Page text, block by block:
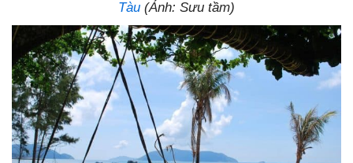
Tàu (Ảnh: Sưu tầm)